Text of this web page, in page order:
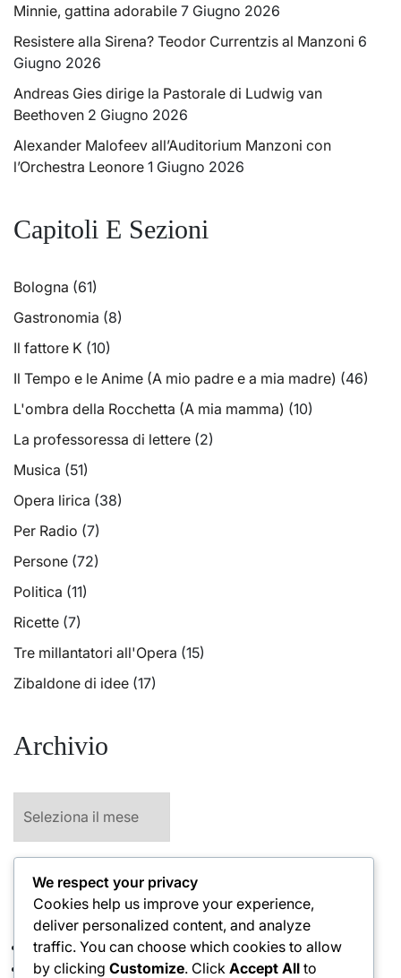
Minnie, gattina adorabile 7 Giugno 2026
Resistere alla Sirena? Teodor Currentzis al Manzoni 6
Giugno 2026
Andreas Gies dirige la Pastorale di Ludwig van
Beethoven 2 Giugno 2026
Alexander Malofeev all’Auditorium Manzoni con
l’Orchestra Leonore 1 Giugno 2026
Capitoli E Sezioni
Bologna (61)
Gastronomia (8)
Il fattore K (10)
Il Tempo e le Anime (A mio padre e a mia madre) (46)
L'ombra della Rocchetta (A mia mamma) (10)
La professoressa di lettere (2)
Musica (51)
Opera lirica (38)
Per Radio (7)
Persone (72)
Politica (11)
Ricette (7)
Tre millantatori all'Opera (15)
Zibaldone di idee (17)
Archivio
A Proposito Di:
Cookies
Disclaimer
We respect your privacy
Cookies help us improve your experience,
deliver personalized content, and analyze
traffic. You can choose which cookies to allow
by clicking Customize. Click Accept All to